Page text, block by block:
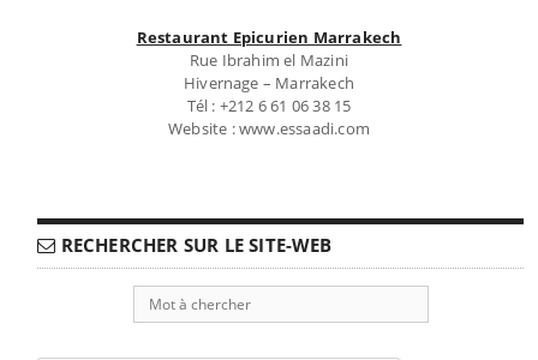
Restaurant Epicurien Marrakech
Rue Ibrahim el Mazini
Hivernage – Marrakech
Tél : +212 6 61 06 38 15
Website : www.essaadi.com
RECHERCHER SUR LE SITE-WEB